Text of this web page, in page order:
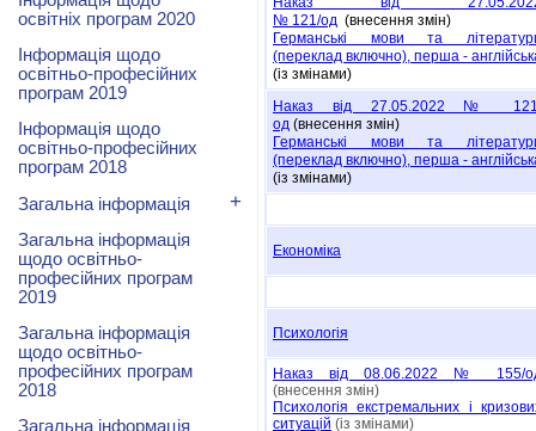
№ 121/oд (внесення змін)
Германськi мови та
(переклад включно), перша -
(із змінами)
Наказ від 27.05.2022 №
од (внесення змін)
Германськi мови та
(переклад включно), перша -
(із змінами)
Економіка
Психологія
Наказ від 08.06.2022 № 155/
(внесення змін)
Психологія екстремальних і
ситуацій (із змінами)
освітніх програм 2020
Інформація щодо
освітньо-професійних
програм 2019
Інформація щодо
освітньо-професійних
програм 2018
Загальна інформація
+
Загальна інформація
щодо освітньо-
професійних програм
2019
Загальна інформація
щодо освітньо-
професійних програм
2018
Загальна інформація